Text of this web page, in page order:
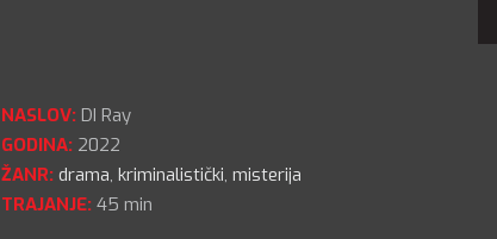
NASLOV: DI Ray
GODINA: 2022
ŽANR: drama, kriminalistički, misterija
TRAJANJE: 45 min